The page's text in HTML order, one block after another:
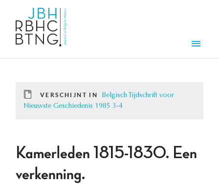
VERSCHIJNT IN
Belgisch Tijdschrift voor
Nieuwste Geschiedenis 1985 3-4
Kamerleden 1815-1830. Een
verkenning.